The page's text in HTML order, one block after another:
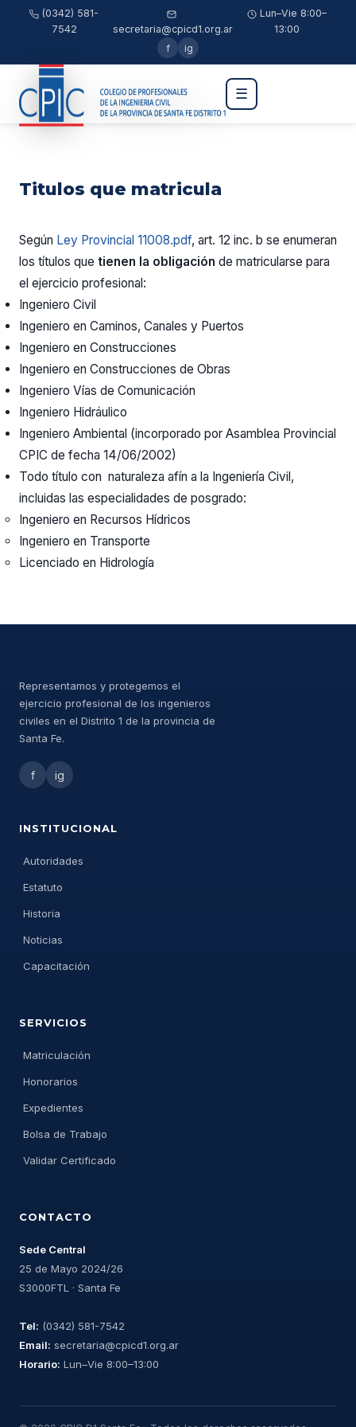
(0342) 581-
7542
secretaria@cpicd1.org.ar
Lun–Vie 8:00–
13:00
f
ig
☰
Titulos que matricula
Según Ley Provincial 11008.pdf, art. 12 inc. b se enumeran
los títulos que tienen la obligación de matricularse para
el ejercicio profesional:
Ingeniero Civil
Ingeniero en Caminos, Canales y Puertos
Ingeniero en Construcciones
Ingeniero en Construcciones de Obras
Ingeniero Vías de Comunicación
Ingeniero Hidráulico
Ingeniero Ambiental (incorporado por Asamblea Provincial
CPIC de fecha 14/06/2002)
Todo título con naturaleza afín a la Ingeniería Civil,
incluidas las especialidades de posgrado:
Ingeniero en Recursos Hídricos
Ingeniero en Transporte
Licenciado en Hidrología
Representamos y protegemos el
ejercicio profesional de los ingenieros
civiles en el Distrito 1 de la provincia de
Santa Fe.
f ig
INSTITUCIONAL
Autoridades
Estatuto
Historia
Noticias
Capacitación
SERVICIOS
Matriculación
Honorarios
Expedientes
Bolsa de Trabajo
Validar Certificado
CONTACTO
Sede Central
25 de Mayo 2024/26
S3000FTL · Santa Fe
Tel: (0342) 581-7542
Email: secretaria@cpicd1.org.ar
Horario: Lun–Vie 8:00–13:00